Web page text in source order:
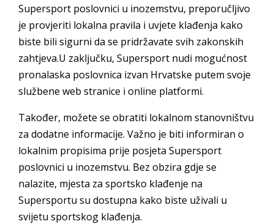
Supersport poslovnici u inozemstvu, preporučljivo
je provjeriti lokalna pravila i uvjete klađenja kako
biste bili sigurni da se pridržavate svih zakonskih
zahtjeva.U zaključku, Supersport nudi mogućnost
pronalaska poslovnica izvan Hrvatske putem svoje
službene web stranice i online platformi.
Također, možete se obratiti lokalnom stanovništvu
za dodatne informacije. Važno je biti informiran o
lokalnim propisima prije posjeta Supersport
poslovnici u inozemstvu. Bez obzira gdje se
nalazite, mjesta za sportsko klađenje na
Supersportu su dostupna kako biste uživali u
svijetu sportskog klađenja.